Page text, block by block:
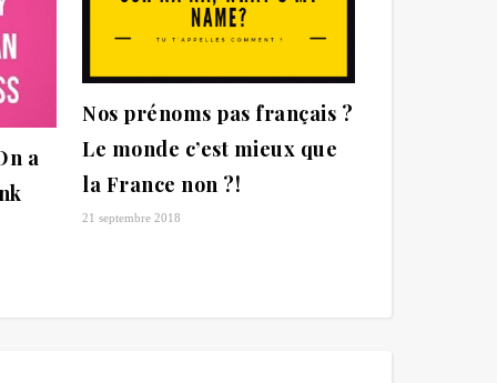
a
Nos prénoms pas français ?
Le monde c’est mieux que
la France non ?!
21 septembre 2018